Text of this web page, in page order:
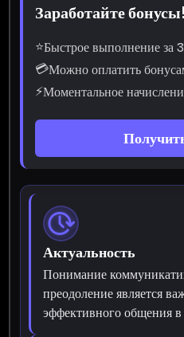
Заработайте
⭐Быстрое выполнение за
💳Можно оплатить
⚡Моментальное
Актуальность
Понимание
преодоление является
эффективного общения